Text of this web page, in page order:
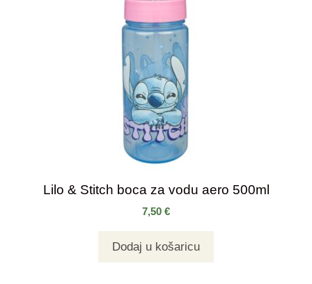
Lilo & Stitch boca za vodu aero 500ml
7,50 €
Dodaj u košaricu